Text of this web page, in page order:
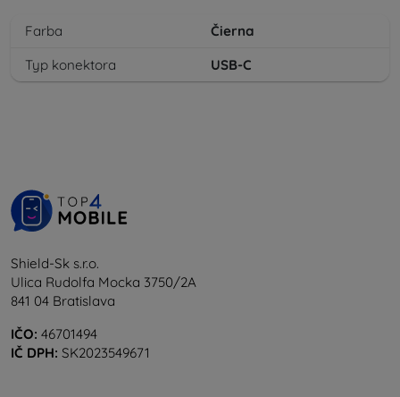
Farba
Čierna
Typ konektora
USB-C
Shield-Sk s.r.o.
Ulica Rudolfa Mocka 3750/2A
841 04 Bratislava
IČO: 46701494
IČ DPH: SK2023549671